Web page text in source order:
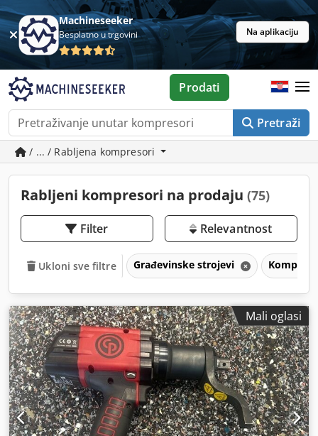
Machineseeker
Besplatno u trgovini Na aplikaciju
Pretraži
Prodati
/ ... / Rabljena kompresori
Rabljeni kompresori na prodaju (75)
Filter Relevantnost
Ukloni sve filtre Građevinske strojevi
Mali oglasi